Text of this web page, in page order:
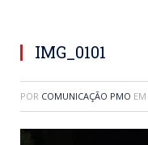
IMG_0101
POR COMUNICAÇÃO PMO EM